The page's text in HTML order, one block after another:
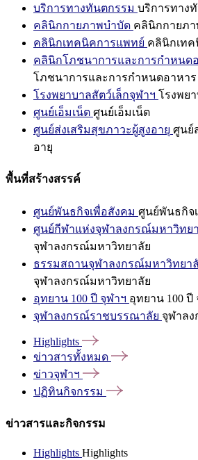
บริการทางทันตกรรม บริการทาง
คลินิกกายภาพบำบัด คลินิกกายภ
คลินิกเทคนิคการแพทย์ คลินิกเท
คลินิกโภชนาการและการกำหนด
โภชนาการและการกำหนดอาหาร
โรงพยาบาลสัตว์เล็กจุฬาฯ โรงพย
ศูนย์เอ็มเน็ต ศูนย์เอ็มเน็ต
ศูนย์ส่งเสริมสุขภาวะผู้สูงอายุ ศูนย์
อายุ
พื้นที่สร้างสรรค์
ศูนย์พันธกิจเพื่อสังคม ศูนย์พันธกิจ
ศูนย์กีฬาแห่งจุฬาลงกรณ์มหาวิทย
จุฬาลงกรณ์มหาวิทยาลัย
ธรรมสถานจุฬาลงกรณ์มหาวิทยา
จุฬาลงกรณ์มหาวิทยาลัย
อุทยาน 100 ปี จุฬาฯ อุทยาน 100 ปี
จุฬาลงกรณ์ราชบรรณาลัย จุฬาล
Highlights
ข่าวสารทั้งหมด
ข่าวจุฬาฯ
ปฏิทินกิจกรรม
ข่าวสารและกิจกรรม
Highlights Highlights